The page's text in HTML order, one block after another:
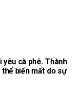
cà phê. Thành
biến mất do sự